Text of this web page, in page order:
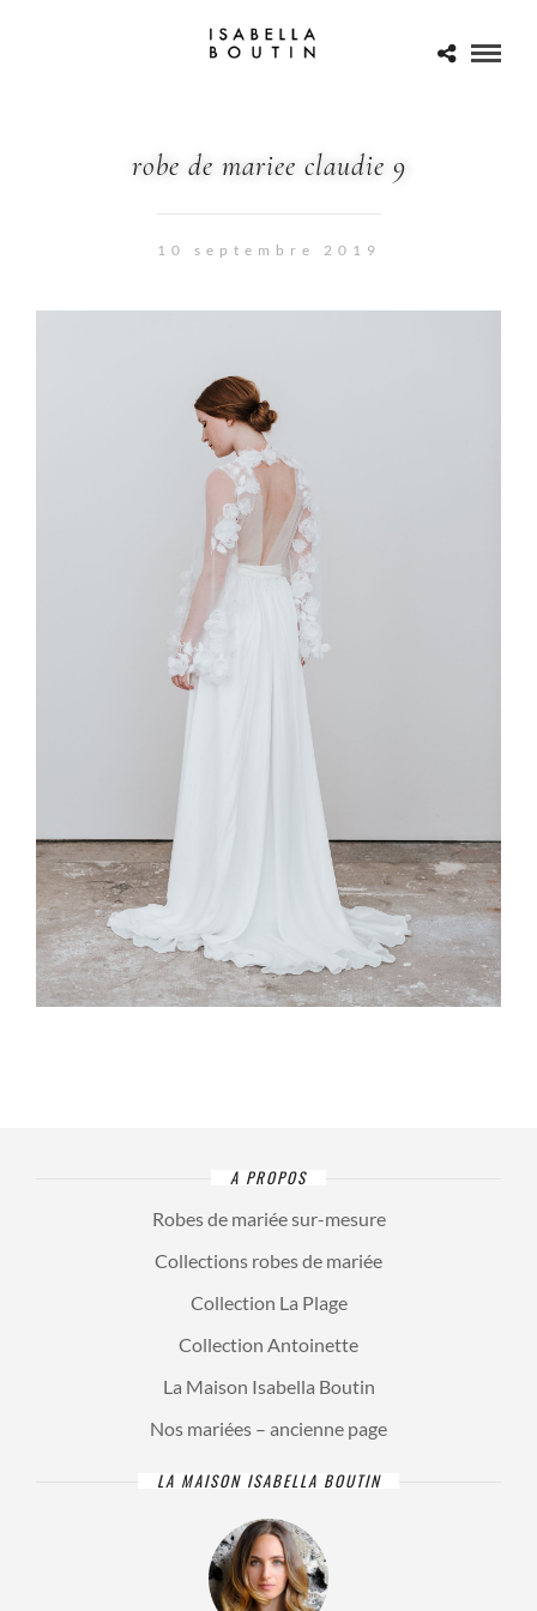
robe de mariee claudie 9
10 septembre 2019
A PROPOS
Robes de mariée sur-mesure
Collections robes de mariée
Collection La Plage
Collection Antoinette
La Maison Isabella Boutin
Nos mariées – ancienne page
LA MAISON ISABELLA BOUTIN